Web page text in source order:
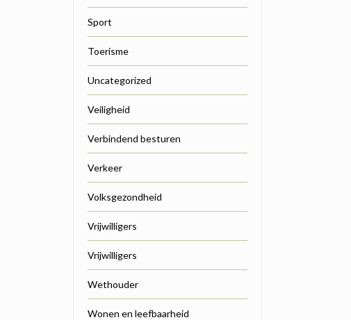
Sport
Toerisme
Uncategorized
Veiligheid
Verbindend besturen
Verkeer
Volksgezondheid
Vrijwilligers
Vrijwilligers
Wethouder
Wonen en leefbaarheid